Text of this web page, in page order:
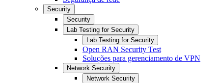
Security
Security
Lab Testing for Security
Lab Testing for Security
Open RAN Security Test
Soluções para gerenciamento de VPN
Network Security
Network Security